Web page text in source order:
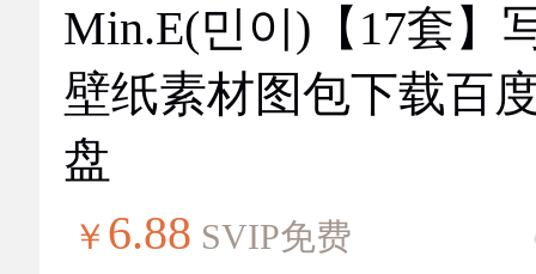
Min.E(민이)【17套】
壁纸素材图包下载百
盘
￥ 6.88 SVIP免费